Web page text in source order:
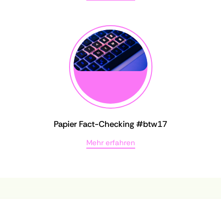
Papier Fact-Checking #btw17
Mehr erfahren